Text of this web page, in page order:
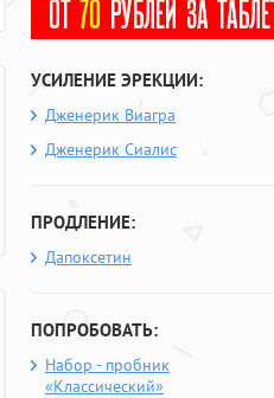
УСИЛЕНИЕ ЭРЕКЦИИ:
Дженерик Виагра
Дженерик Сиалис
ПРОДЛЕНИЕ:
Дапоксетин
ПОПРОБОВАТЬ:
Набор - пробник
«Классический»